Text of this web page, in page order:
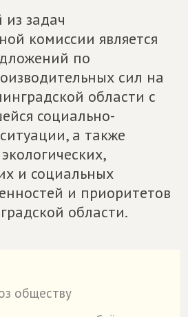
задач
комиссии является
по
сил на
области с
социально-
а также
и социальных
и приоритетов
области.
обществу